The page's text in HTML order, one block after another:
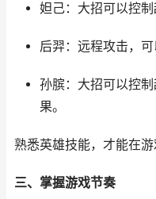
妲己：大招可以控制
后羿：远程攻击，可
孙膑：大招可以控
果。
熟悉英雄技能，才能在游
三、掌握游戏节奏